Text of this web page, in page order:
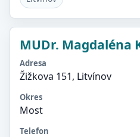
MUDr. Magdaléna
Adresa
Žižkova 151, Litvínov
Okres
Most
Telefon